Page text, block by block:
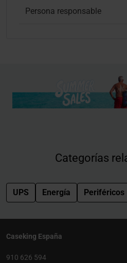
Persona responsable
Categorías
UPS Energía Periféricos
Caseking España
910 626 594